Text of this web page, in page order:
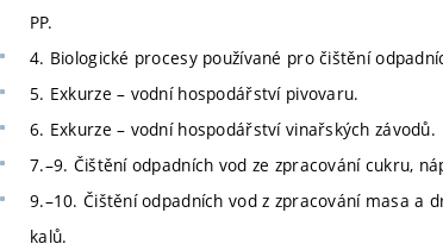
PP.
4. Biologické procesy používané pro čištění
5. Exkurze – vodní hospodářství pivovaru.
6. Exkurze – vodní hospodářství vinařských závodů.
7.–9. Čištění odpadních vod ze zpracování cukru,
9.–10. Čištění odpadních vod z zpracování masa a
kalů.